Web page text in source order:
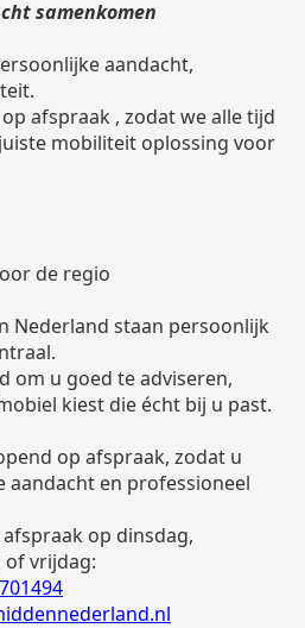
samenkomen
aandacht,
afspraak , zodat we alle tijd
mobiliteit oplossing voor
de regio
Nederland staan persoonlijk
om u goed te adviseren,
kiest die écht bij u past.
op afspraak, zodat u
aandacht en professioneel
op dinsdag,
vrijdag: